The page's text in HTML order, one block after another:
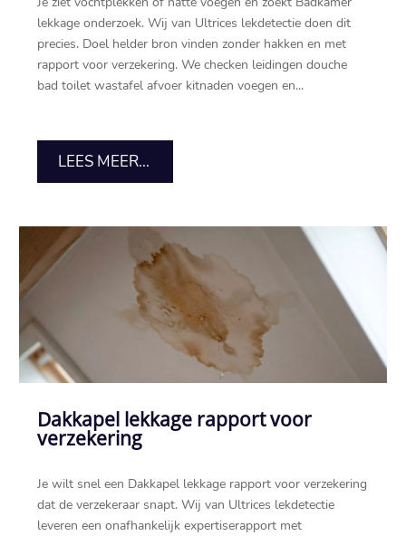
lekkage onderzoek.​ Wij van Ultrices lekdetectie doen dit
precies.​ Doel helder bron vinden zonder hakken en met
rapport voor verzekering.​ We checken leidingen douche
bad toilet wastafel afvoer kitnaden voegen en...
LEES MEER...
Dakkapel lekkage rapport voor
verzekering
Je wilt snel een Dakkapel lekkage rapport voor verzekering
dat de verzekeraar snapt. Wij van Ultrices lekdetectie
leveren een onafhankelijk expertiserapport met